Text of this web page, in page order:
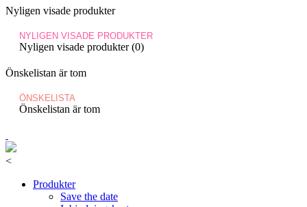
Nyligen visade produkter
NYLIGEN VISADE PRODUKTER
Nyligen visade produkter (0)
Önskelistan är tom
ÖNSKELISTA
Önskelistan är tom
<
Produkter
Save the date